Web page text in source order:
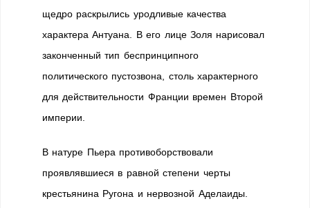
щедро раскрылись уродливые качества
характера Антуана. В его лице Золя нарисовал
законченный тип беспринципного
политического пустозвона, столь характерного
для действительности Франции времен Второй
империи.
В натуре Пьера противоборствовали
проявлявшиеся в равной степени черты
крестьянина Ругона и нервозной Аделаиды.